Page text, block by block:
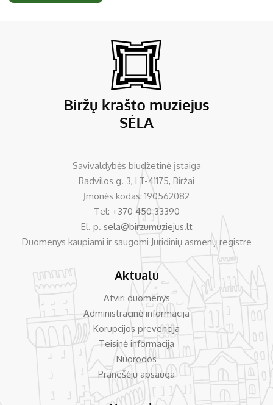
Savivaldybės biudžetinė įstaiga
Radvilos g. 3, LT-41175, Biržai
Įmonės kodas: 190562082
Tel: +370 450 33390
El. p. sela@birzumuziejus.lt
Duomenys kaupiami ir saugomi Juridinių asmenų registre
Aktualu
Atviri duomenys
Administracinė informacija
Korupcijos prevencija
Teisinė informacija
Nuorodos
Pranešėjų apsauga